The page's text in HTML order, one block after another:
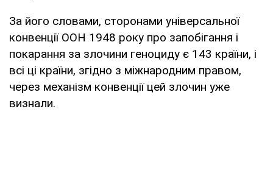
За його словами, сторонами універсальної
конвенції ООН 1948 року про запобігання і
покарання за злочини геноциду є 143 країни, і
всі ці країни, згідно з міжнародним правом,
через механізм конвенції цей злочин уже
визнали.